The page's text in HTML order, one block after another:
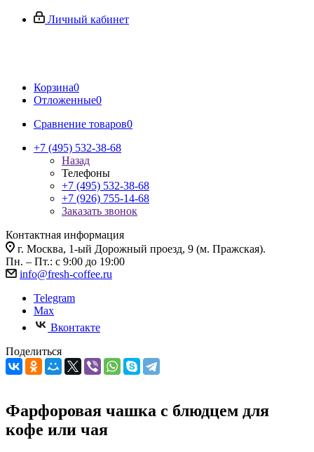
Личный кабинет
Корзина0
Отложенные0
Сравнение товаров0
+7 (495) 532-38-68
Назад
Телефоны
+7 (495) 532-38-68
+7 (926) 755-14-68
Заказать звонок
Контактная информация
г. Москва, 1-ый Дорожный проезд, 9 (м. Пражская).
Пн. – Пт.: с 9:00 до 19:00
info@fresh-coffee.ru
Telegram
Max
Вконтакте
Поделиться
Фарфоровая чашка с блюдцем для
кофе или чая